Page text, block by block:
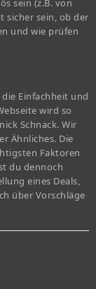
sein (z.B. von
sicher sein, ob der
und wie prüfen
Einfachheit und
wird so
Schnack. Wir
Ähnliches. Die
Faktoren
du dennoch
eines Deals,
über Vorschläge